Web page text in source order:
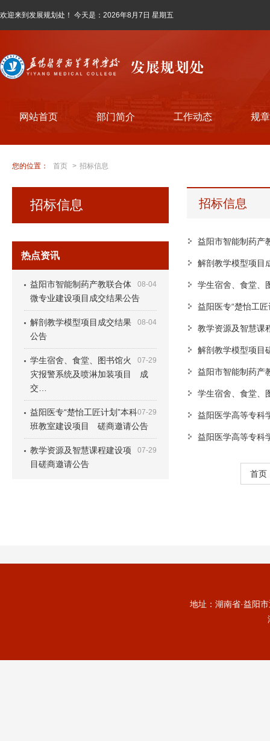
欢迎来到发展规划处！ 今天是： 2026年8月7日 星期五
网站首页 部门简介 工作动态 规
您的位置： 首页 > 招标信息
招标信息
热点资讯
08-04
益阳市智能制药产教联合体
微专业建设项目成交结果公告
08-04
解剖教学模型项目成交结果
公告
07-29
学生宿舍、食堂、图书馆火
灾报警系统及喷淋加装项目 成
交…
07-29
益阳医专“楚怡工匠计划”本科
班教室建设项目 磋商邀请公告
07-29
教学资源及智慧课程建设项
目磋商邀请公告
招标信息
益阳市智能制药产
解剖教学模型项目
学生宿舍、食堂、
益阳医专“楚怡工
教学资源及智慧课
解剖教学模型项目
益阳市智能制药产
学生宿舍、食堂、
益阳医学高等专科
益阳医学高等专
首页
地址：湖南省·益阳